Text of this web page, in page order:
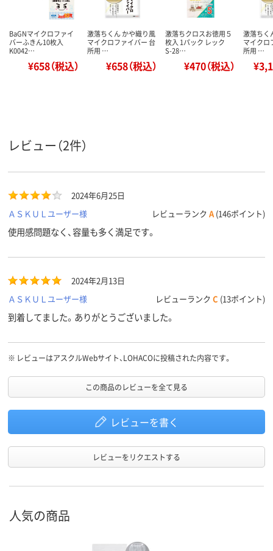
BaGNマイクロファイ
バーふきん10枚入
K0042…
¥658（税込）
激落ちくん かや織り風
マイクロファイバー 台
所用 …
¥658（税込）
激落ちクロスお徳用５
枚入 1パック レック
S-28…
¥470（税込）
激落ちく
マイクロ
所用 …
レビュー（2件）
2024年6月25日
ＡＳＫＵＬユーザー様
レビューランク A (146ポイント)
使用感問題なく、容量も多く満足です。
2024年2月13日
ＡＳＫＵＬユーザー様
レビューランク C (13ポイント)
到着してました。ありがとうございました。
※ レビューはアスクルWebサイト、LOHACOに投稿された内容です。
この商品のレビューを全て見る
レビューを書く
レビューをリクエストする
人気の商品